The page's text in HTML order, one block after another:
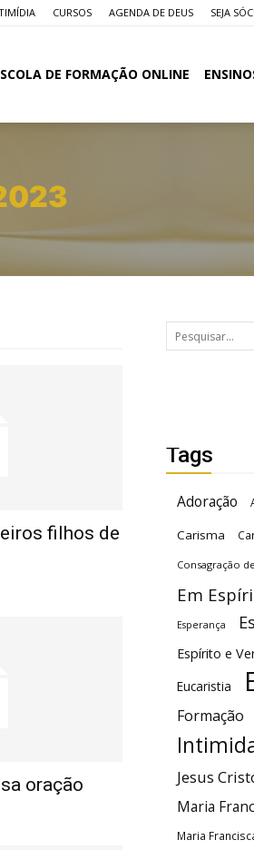
CURSOS AGENDA DE DEUS SEJA
DE FORMAÇÃO ONLINE
filhos de
oração
Tags
Adoração
Carisma
Consagração
Em
Esperança
Espírito e
Eucaristia
Formação
Jesus
Maria
Maria